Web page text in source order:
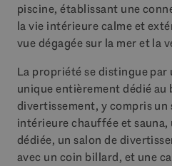
piscine, établissant une
la vie intérieure calme et
vue dégagée sur la mer et la
La propriété se distingue
unique entièrement dédié au
divertissement, y compris un
intérieure chauffée et sauna,
dédiée, un salon de
avec un coin billard, et une